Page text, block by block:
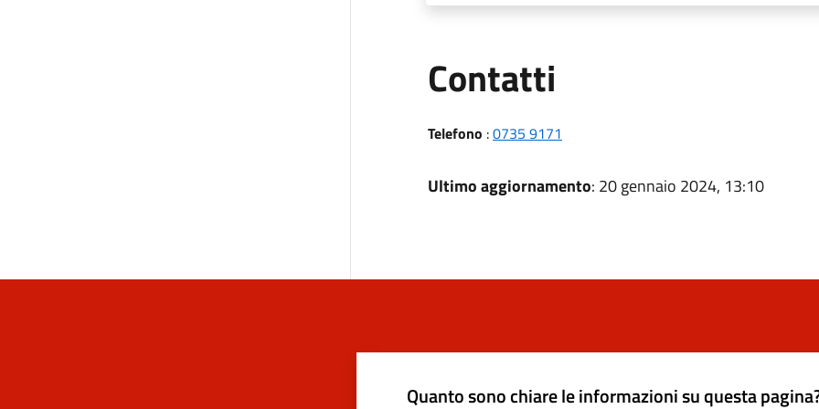
Contatti
Telefono :0735 9171
Ultimo aggiornamento: 20 gennaio 2024, 13:10
Quanto sono chiare le informazioni su questa